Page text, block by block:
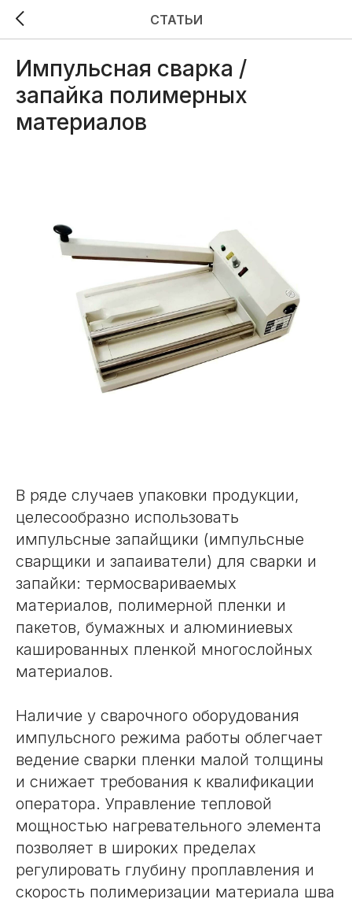
СТАТЬИ
Импульсная сварка /
запайка полимерных
материалов
В ряде случаев упаковки продукции,
целесообразно использовать
импульсные запайщики (импульсные
сварщики и запаиватели) для сварки и
запайки: термосвариваемых
материалов, полимерной пленки и
пакетов, бумажных и алюминиевых
кашированных пленкой многослойных
материалов.
Наличие у сварочного оборудования
импульсного режима работы облегчает
ведение сварки пленки малой толщины
и снижает требования к квалификации
оператора. Управление тепловой
мощностью нагревательного элемента
позволяет в широких пределах
регулировать глубину проплавления и
скорость полимеризации материала шва